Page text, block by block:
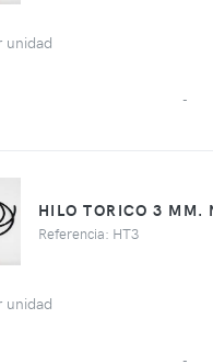
unidad
-
HILO TORICO 3 MM.
Referencia: HT3
unidad
-